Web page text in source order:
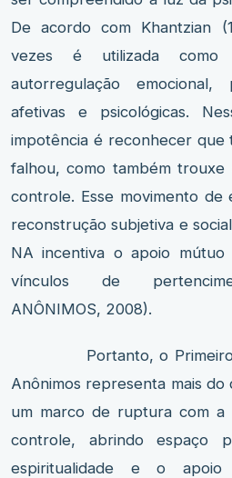
De acordo com Khantzian
vezes é utilizada como
autorregulação emocional,
afetivas e psicológicas.
impotência é reconhecer que
falhou, como também
controle. Esse movimento de
reconstrução subjetiva e
NA incentiva o apoio
vínculos de
ANÔNIMOS, 2008).
Portanto, o Primeiro
Anônimos representa mais do
um marco de ruptura com a
controle, abrindo espaço
espiritualidade e o